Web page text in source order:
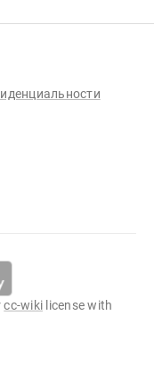
cc-wiki license with